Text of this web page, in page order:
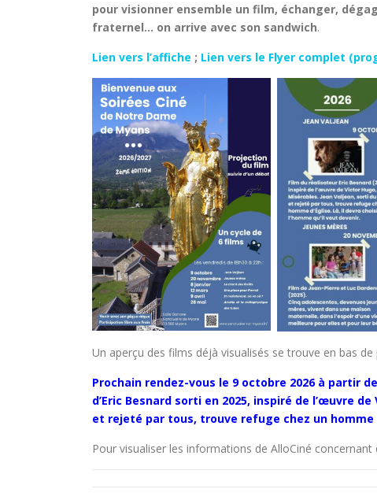
pour visionner ensemble un film, échanger,
fraternel… on arrive avec son sandwich.
Lien vers l’affiche ; Lien vers le Flyer complet
Un aperçu des films déjà visualisés se trouve en bas de
Prochain rendez-vous le 9 octobre 2026 à partir
d’Eric Besnard sorti en 2025, inspiré de l’œuvre de
et rejeté par tous, trouve refuge chez un homme
Pour visualiser les informations de AlloCiné